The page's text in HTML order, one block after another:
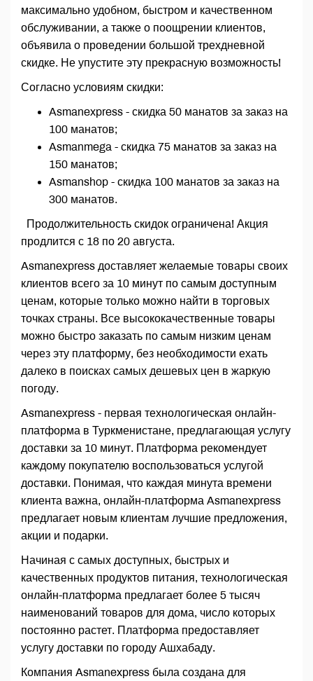
максимально удобном, быстром и качественном
обслуживании, а также о поощрении клиентов,
объявила о проведении большой трехдневной
скидке. Не упустите эту прекрасную возможность!
Согласно условиям скидки:
Asmanexpress - скидка 50 манатов за заказ на
100 манатов;
Asmanmega - скидка 75 манатов за заказ на
150 манатов;
Asmanshop - скидка 100 манатов за заказ на
300 манатов.
Продолжительность скидок ограничена! Акция
продлится с 18 по 20 августа.
Asmanexpress доставляет желаемые товары своих
клиентов всего за 10 минут по самым доступным
ценам, которые только можно найти в торговых
точках страны. Все высококачественные товары
можно быстро заказать по самым низким ценам
через эту платформу, без необходимости ехать
далеко в поисках самых дешевых цен в жаркую
погоду.
Asmanexpress - первая технологическая онлайн-
платформа в Туркменистане, предлагающая услугу
доставки за 10 минут. Платформа рекомендует
каждому покупателю воспользоваться услугой
доставки. Понимая, что каждая минута времени
клиента важна, онлайн-платформа Asmanexpress
предлагает новым клиентам лучшие предложения,
акции и подарки.
Начиная с самых доступных, быстрых и
качественных продуктов питания, технологическая
онлайн-платформа предлагает более 5 тысяч
наименований товаров для дома, число которых
постоянно растет. Платформа предоставляет
услугу доставки по городу Ашхабаду.
Компания Asmanexpress была создана для